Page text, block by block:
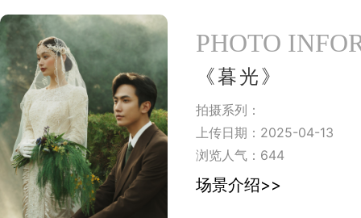
PHOTO
《暮光》
拍摄系列：
上传日期：2025-04-13
浏览人气： 644
场景介绍>>